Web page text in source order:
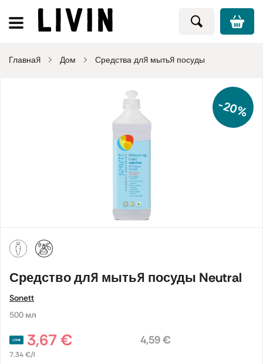
Главная Дом Средства для мытья посуды
-20%
Средство для мытья посуды Neutral
Sonett
500 мл
3,67 €
7.34 €/l
4,59 €